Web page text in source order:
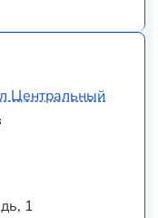
Центральный
1